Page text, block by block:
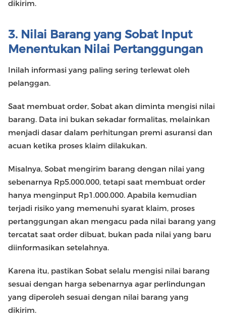
dikirim.
3. Nilai Barang yang Sobat Input
Menentukan Nilai Pertanggungan
Inilah informasi yang paling sering terlewat oleh
pelanggan.
Saat membuat order, Sobat akan diminta mengisi nilai
barang. Data ini bukan sekadar formalitas, melainkan
menjadi dasar dalam perhitungan premi asuransi dan
acuan ketika proses klaim dilakukan.
Misalnya, Sobat mengirim barang dengan nilai yang
sebenarnya Rp5.000.000, tetapi saat membuat order
hanya menginput Rp1.000.000. Apabila kemudian
terjadi risiko yang memenuhi syarat klaim, proses
pertanggungan akan mengacu pada nilai barang yang
tercatat saat order dibuat, bukan pada nilai yang baru
diinformasikan setelahnya.
Karena itu, pastikan Sobat selalu mengisi nilai barang
sesuai dengan harga sebenarnya agar perlindungan
yang diperoleh sesuai dengan nilai barang yang
dikirim.